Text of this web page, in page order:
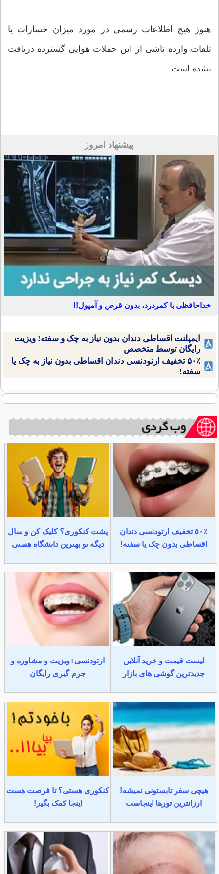
هنوز هیچ اطلاعات رسمی در مورد میزان خسارات یا
تلفات وارده ناشی از این حملات هوایی گسترده دریافت
نشده است.
پیشنهاد امروز
خداحافظی با کمردرد، بدون قرص و آمپول!!
ایمپلنت اقساطی دندان بدون نیاز به چک و سفته! ویزیت
رایگان توسط متخصص
۵۰٪ تخفیف ارتودنسی دندان اقساطی بدون نیاز به چک یا
سفته!
۵۰٪ تخفیف ارتودنسی دندان
اقساطی بدون چک یا سفته!
پشت کنکوری؟ کلیک کن و سال
دیگه تو بهترین دانشگاه هستی
لیست قیمت و خرید آنلاین
جدیدترین گوشی های بازار
ارتودنسی+ویزیت و مشاوره و
جرم گیری رایگان
هیچی سفر تابستونی نمیشه!
ارزانترین تورها اینجاست
کنکوری هستی؟ تا فرصت هست
اینجا کمک بگیر!